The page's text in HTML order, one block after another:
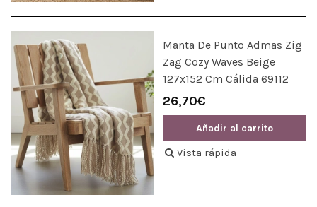
Manta De Punto Admas Zig
Zag Cozy Waves Beige
127x152 Cm Cálida 69112
26,70€
Añadir al carrito
Vista rápida